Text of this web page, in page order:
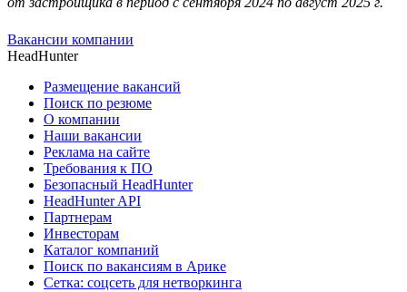
Вакансии компании
HeadHunter
Размещение вакансий
Поиск по резюме
О компании
Наши вакансии
Реклама на сайте
Требования к ПО
Безопасный HeadHunter
HeadHunter API
Партнерам
Инвесторам
Каталог компаний
Поиск по вакансиям в Арике
Сетка: соцсеть для нетворкинга